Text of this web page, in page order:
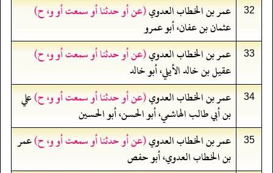
32 عمر بن الخطاب العدوي(عن أو حدثنا أو سمعت أو و، ح)
عثمان بن عفان، أبو عمرو
33 عمر بن الخطاب العدوي(عن أو حدثنا أو سمعت أو و، ح)
عقيل بن خالد الأيلي، أبو خالد
34 عمر بن الخطاب العدوي(عن أو حدثنا أو سمعت أو و، ح)علي
بن أبي طالب الهاشمي، أبو الحسن، أبو الحسين
35 عمر بن الخطاب العدوي(عن أو حدثنا أو سمعت أو و، ح)عمر
بن الخطاب العدوي، أبو حفص